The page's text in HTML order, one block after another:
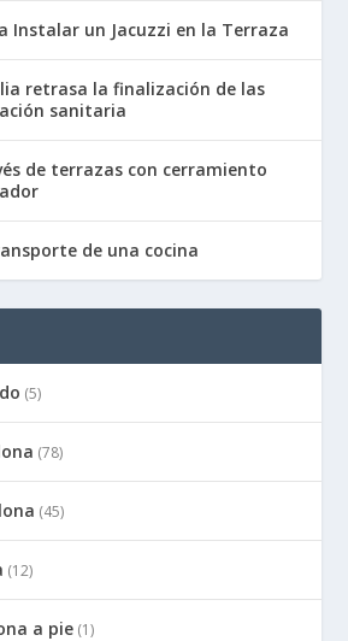
Instalar un Jacuzzi en la Terraza
retrasa la finalización de las
sanitaria
de terrazas con cerramiento
de una cocina
(5)
(78)
(45)
(12)
a pie (1)